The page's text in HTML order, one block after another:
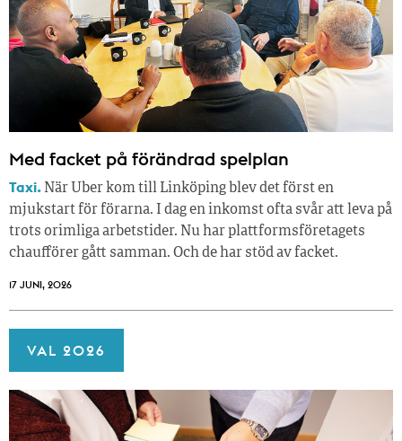
Med facket på förändrad spelplan
Taxi. När Uber kom till Linköping blev det först en
mjukstart för förarna. I dag en inkomst ofta svår att leva på
trots orimliga arbetstider. Nu har plattformsföretagets
chaufförer gått samman. Och de har stöd av facket.
17 JUNI, 2026
VAL 2026